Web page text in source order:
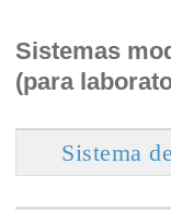
Sistemas
(para
Sistema